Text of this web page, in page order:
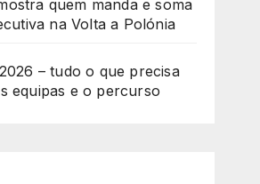
quem manda e soma
na Volta a Polónia
– tudo o que precisa
equipas e o percurso